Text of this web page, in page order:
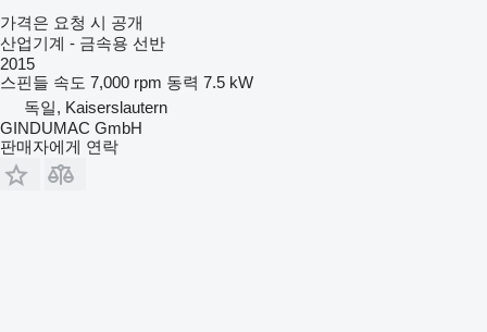
가격은 요청 시 공개
산업기계 - 금속용 선반
2015
스핀들 속도 7,000 rpm 동력 7.5 kW
독일, Kaiserslautern
GINDUMAC GmbH
판매자에게 연락